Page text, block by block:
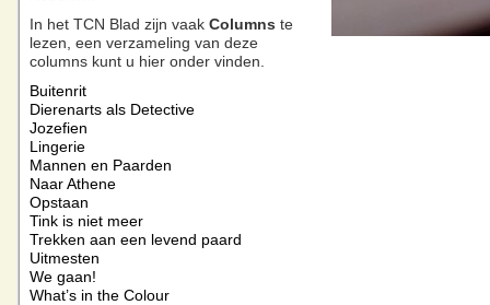
In het TCN Blad zijn vaak Columns te
lezen, een verzameling van deze
columns kunt u hier onder vinden.
Buitenrit
Dierenarts als Detective
Jozefien
Lingerie
Mannen en Paarden
Naar Athene
Opstaan
Tink is niet meer
Trekken aan een levend paard
Uitmesten
We gaan!
What’s in the Colour